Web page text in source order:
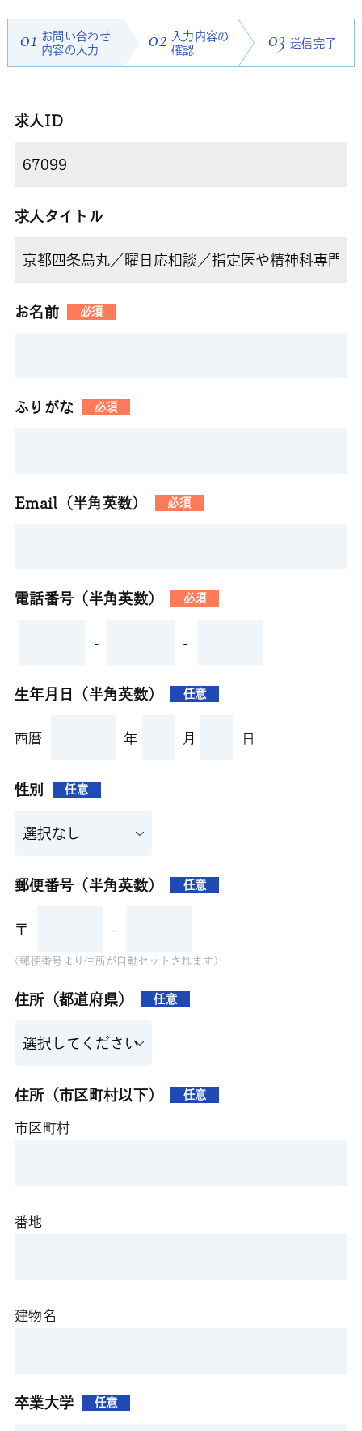
01 お問い合わせ
内容の入力
02 入力内容の
確認
03 送信完了
求人ID
求人タイトル
お名前 必須
ふりがな 必須
Email（半角英数） 必須
電話番号（半角英数） 必須
- -
生年月日（半角英数） 任意
西暦 年 月 日
性別 任意
郵便番号（半角英数） 任意
〒 -
(郵便番号より住所が自動セットされます)
住所（都道府県） 任意
住所（市区町村以下） 任意
市区町村
番地
建物名
卒業大学 任意